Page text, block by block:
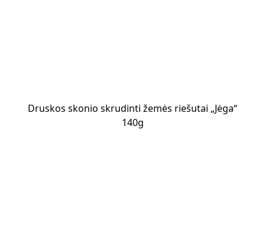
Druskos skonio skrudinti žemės riešutai „Jėga“
140g